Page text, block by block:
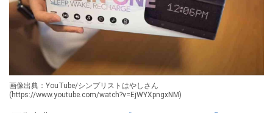
画像出典：YouTube/シンプリストはやしさん
(https://www.youtube.com/watch?v=EjWYXpngxNM)